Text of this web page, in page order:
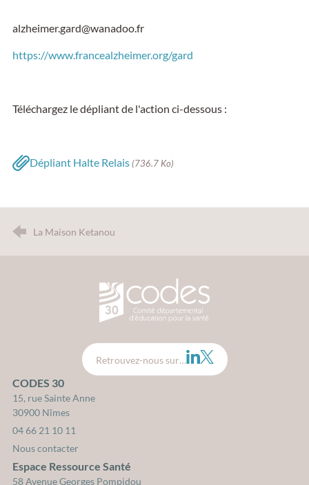
alzheimer.gard@wanadoo.fr
https://www.francealzheimer.org/gard
Téléchargez le dépliant de l'action ci-dessous :
Dépliant Halte Relais(736.7 Ko)
La Maison Ketanou
CODES 30 - Comité
Retrouvez-nous sur… LinkedIn
Twitter
CODES 30
15, rue Sainte Anne
30900 Nîmes
04 66 21 10 11
Nous contacter
Espace Ressource Santé
58 Avenue Georges Pompidou